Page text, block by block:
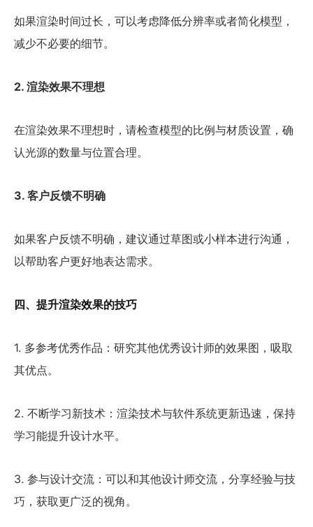
如果渲染时间过长，可以考虑降低分辨率或者简化模型，
减少不必要的细节。
2. 渲染效果不理想
在渲染效果不理想时，请检查模型的比例与材质设置，确
认光源的数量与位置合理。
3. 客户反馈不明确
如果客户反馈不明确，建议通过草图或小样本进行沟通，
以帮助客户更好地表达需求。
四、提升渲染效果的技巧
1. 多参考优秀作品：研究其他优秀设计师的效果图，吸取
其优点。
2. 不断学习新技术：渲染技术与软件系统更新迅速，保持
学习能提升设计水平。
3. 参与设计交流：可以和其他设计师交流，分享经验与技
巧，获取更广泛的视角。